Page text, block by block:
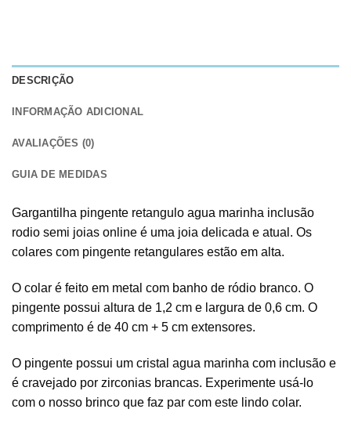
DESCRIÇÃO
INFORMAÇÃO ADICIONAL
AVALIAÇÕES (0)
GUIA DE MEDIDAS
Gargantilha pingente retangulo agua marinha inclusão
rodio semi joias online é uma joia delicada e atual. Os
colares com pingente retangulares estão em alta.
O colar é feito em metal com banho de ródio branco. O
pingente possui altura de 1,2 cm e largura de 0,6 cm. O
comprimento é de 40 cm + 5 cm extensores.
O pingente possui um cristal agua marinha com inclusão e
é cravejado por zirconias brancas. Experimente usá-lo
com o nosso brinco que faz par com este lindo colar.